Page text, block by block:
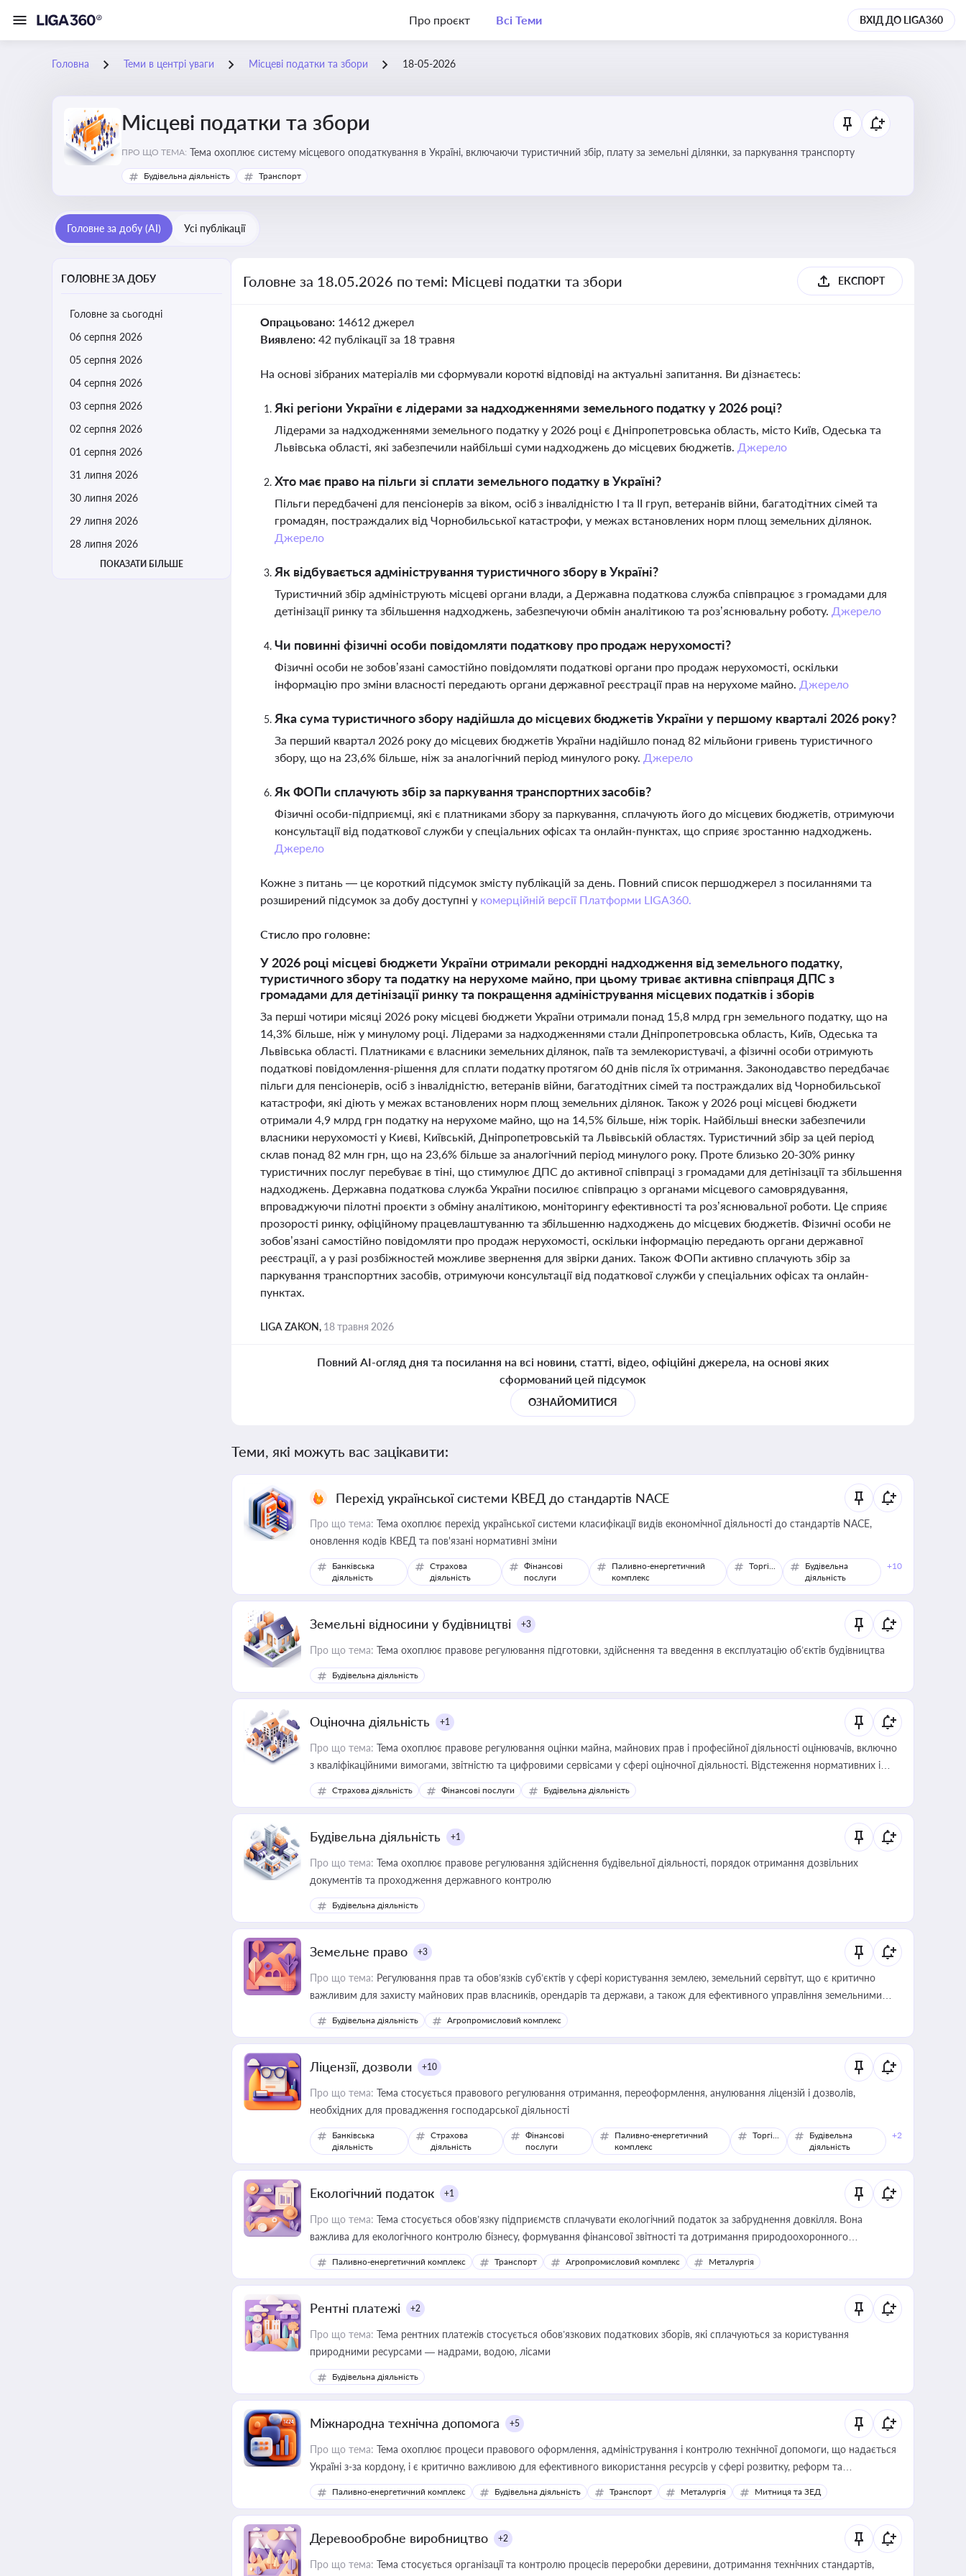
Про проєкт Всі Теми ВХІД ДО LIGA360
Головна Теми в центрі уваги Місцеві податки та збори 18-05-2026
Місцеві податки та збори
ПРО ЩО ТЕМА: Тема охоплює систему місцевого оподаткування в Україні, включаючи туристичний збір, плату за земельні ділянки, за паркування транспорту
Будівельна діяльність Транспорт
Головне за добу (AI) Усі публікації
ГОЛОВНЕ ЗА ДОБУ
Головне за сьогодні
06 серпня 2026
05 серпня 2026
04 серпня 2026
03 серпня 2026
02 серпня 2026
01 серпня 2026
31 липня 2026
30 липня 2026
29 липня 2026
28 липня 2026
ПОКАЗАТИ БІЛЬШЕ
Головне за 18.05.2026 по темі: Місцеві податки та збори ЕКСПОРТ
Опрацьовано: 14612 джерел
Виявлено: 42 публікації за 18 травня
На основі зібраних матеріалів ми сформували короткі відповіді на актуальні запитання. Ви дізнаєтесь:
Які регіони України є лідерами за надходженнями земельного податку у 2026 році?
Лідерами за надходженнями земельного податку у 2026 році є Дніпропетровська область, місто Київ, Одеська та
Львівська області, які забезпечили найбільші суми надходжень до місцевих бюджетів. Джерело
Хто має право на пільги зі сплати земельного податку в Україні?
Пільги передбачені для пенсіонерів за віком, осіб з інвалідністю I та II груп, ветеранів війни, багатодітних сімей та
громадян, постраждалих від Чорнобильської катастрофи, у межах встановлених норм площ земельних ділянок.
Джерело
Як відбувається адміністрування туристичного збору в Україні?
Туристичний збір адмініструють місцеві органи влади, а Державна податкова служба співпрацює з громадами для
детінізації ринку та збільшення надходжень, забезпечуючи обмін аналітикою та роз’яснювальну роботу. Джерело
Чи повинні фізичні особи повідомляти податкову про продаж нерухомості?
Фізичні особи не зобов’язані самостійно повідомляти податкові органи про продаж нерухомості, оскільки
інформацію про зміни власності передають органи державної реєстрації прав на нерухоме майно. Джерело
Яка сума туристичного збору надійшла до місцевих бюджетів України у першому кварталі 2026 року?
За перший квартал 2026 року до місцевих бюджетів України надійшло понад 82 мільйони гривень туристичного
збору, що на 23,6% більше, ніж за аналогічний період минулого року. Джерело
Як ФОПи сплачують збір за паркування транспортних засобів?
Фізичні особи-підприємці, які є платниками збору за паркування, сплачують його до місцевих бюджетів, отримуючи
консультації від податкової служби у спеціальних офісах та онлайн-пунктах, що сприяє зростанню надходжень.
Джерело
Кожне з питань — це короткий підсумок змісту публікацій за день. Повний список першоджерел з посиланнями та
розширений підсумок за добу доступні у комерційній версії Платформи LIGA360.
Стисло про головне:
У 2026 році місцеві бюджети України отримали рекордні надходження від земельного податку,
туристичного збору та податку на нерухоме майно, при цьому триває активна співпраця ДПС з
громадами для детінізації ринку та покращення адміністрування місцевих податків і зборів
За перші чотири місяці 2026 року місцеві бюджети України отримали понад 15,8 млрд грн земельного податку, що на
14,3% більше, ніж у минулому році. Лідерами за надходженнями стали Дніпропетровська область, Київ, Одеська та
Львівська області. Платниками є власники земельних ділянок, паїв та землекористувачі, а фізичні особи отримують
податкові повідомлення-рішення для сплати податку протягом 60 днів після їх отримання. Законодавство передбачає
пільги для пенсіонерів, осіб з інвалідністю, ветеранів війни, багатодітних сімей та постраждалих від Чорнобильської
катастрофи, які діють у межах встановлених норм площ земельних ділянок. Також у 2026 році місцеві бюджети
отримали 4,9 млрд грн податку на нерухоме майно, що на 14,5% більше, ніж торік. Найбільші внески забезпечили
власники нерухомості у Києві, Київській, Дніпропетровській та Львівській областях. Туристичний збір за цей період
склав понад 82 млн грн, що на 23,6% більше за аналогічний період минулого року. Проте близько 20-30% ринку
туристичних послуг перебуває в тіні, що стимулює ДПС до активної співпраці з громадами для детінізації та збільшення
надходжень. Державна податкова служба України посилює співпрацю з органами місцевого самоврядування,
впроваджуючи пілотні проєкти з обміну аналітикою, моніторингу ефективності та роз’яснювальної роботи. Це сприяє
прозорості ринку, офіційному працевлаштуванню та збільшенню надходжень до місцевих бюджетів. Фізичні особи не
зобов’язані самостійно повідомляти про продаж нерухомості, оскільки інформацію передають органи державної
реєстрації, а у разі розбіжностей можливе звернення для звірки даних. Також ФОПи активно сплачують збір за
паркування транспортних засобів, отримуючи консультації від податкової служби у спеціальних офісах та онлайн-
пунктах.
LIGA ZAKON, 18 травня 2026
Повний AI-огляд дня та посилання на всі новини, статті, відео, офіційні джерела, на основі яких
сформований цей підсумок
ОЗНАЙОМИТИСЯ
Теми, які можуть вас зацікавити:
Перехід української системи КВЕД до стандартів NACE
Про що тема: Тема охоплює перехід української системи класифікації видів економічної діяльності до стандартів NACE,
оновлення кодів КВЕД та пов'язані нормативні зміни
Банківська
діяльність
Страхова
діяльність
Фінансові
послуги
Паливно-енергетичний
комплекс
Торгівля
Будівельна
діяльність
+10
Земельні відносини у будівництві +3
Про що тема: Тема охоплює правове регулювання підготовки, здійснення та введення в експлуатацію об’єктів будівництва
Будівельна діяльність
Оціночна діяльність +1
Про що тема: Тема охоплює правове регулювання оцінки майна, майнових прав і професійної діяльності оцінювачів, включно
з кваліфікаційними вимогами, звітністю та цифровими сервісами у сфері оціночної діяльності. Відстеження нормативних і
медійних змін у цій сфері корисне для власника бізнесу, керівника, юриста або бухгалтера під час оподаткування,
приватизації, оренди державного майна, корпоративних угод і перевірки статусу суб'єктів оціночної діяльності
Страхова діяльність Фінансові послуги Будівельна діяльність
Будівельна діяльність +1
Про що тема: Тема охоплює правове регулювання здійснення будівельної діяльності, порядок отримання дозвільних
документів та проходження державного контролю
Будівельна діяльність
Земельне право +3
Про що тема: Регулювання прав та обов’язків суб’єктів у сфері користування землею, земельний сервітут, що є критично
важливим для захисту майнових прав власників, орендарів та держави, а також для ефективного управління земельними
ресурсами
Будівельна діяльність Агропромисловий комплекс
Ліцензії, дозволи +10
Про що тема: Тема стосується правового регулювання отримання, переоформлення, анулювання ліцензій і дозволів,
необхідних для провадження господарської діяльності
Банківська
діяльність
Страхова
діяльність
Фінансові
послуги
Паливно-енергетичний
комплекс
Торгівля
Будівельна
діяльність
+2
Екологічний податок +1
Про що тема: Тема стосується обов’язку підприємств сплачувати екологічний податок за забруднення довкілля. Вона
важлива для екологічного контролю бізнесу, формування фінансової звітності та дотримання природоохоронного
законодавства
Паливно-енергетичний комплекс Транспорт Агропромисловий комплекс Металургія
Рентні платежі +2
Про що тема: Тема рентних платежів стосується обов’язкових податкових зборів, які сплачуються за користування
природними ресурсами — надрами, водою, лісами
Будівельна діяльність
Міжнародна технічна допомога +5
Про що тема: Тема охоплює процеси правового оформлення, адміністрування і контролю технічної допомоги, що надається
Україні з-за кордону, і є критично важливою для ефективного використання ресурсів у сфері розвитку, реформ та
інфраструктурних проєктів
Паливно-енергетичний комплекс Будівельна діяльність Транспорт Металургія Митниця та ЗЕД
Деревообробне виробництво +2
Про що тема: Тема стосується організації та контролю процесів переробки деревини, дотримання технічних стандартів,